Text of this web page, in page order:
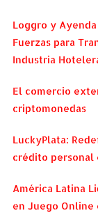
Loggro y
Fuerzas para
Industria
El comercio
criptomonedas
LuckyPlata:
crédito personal
América Latina
en Juego Online